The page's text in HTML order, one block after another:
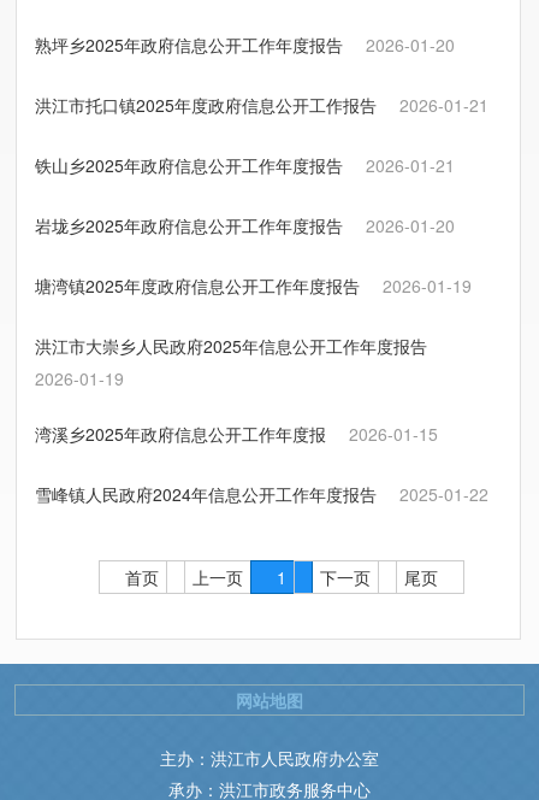
熟坪乡2025年政府信息公开工作年度报告 2026-01-20
洪江市托口镇2025年度政府信息公开工作报告 2026-01-21
铁山乡2025年政府信息公开工作年度报告 2026-01-21
岩垅乡2025年政府信息公开工作年度报告 2026-01-20
塘湾镇2025年度政府信息公开工作年度报告 2026-01-19
洪江市大崇乡人民政府2025年信息公开工作年度报告
2026-01-19
湾溪乡2025年政府信息公开工作年度报 2026-01-15
雪峰镇人民政府2024年信息公开工作年度报告 2025-01-22
首页 上一页 1 下一页 尾页
主办：洪江市人民政府办公室
承办：洪江市政务服务中心
网站地图